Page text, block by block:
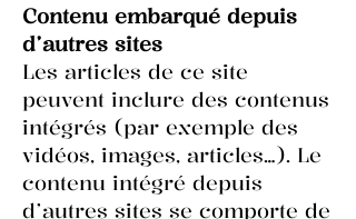
Contenu embarqué depuis
d’autres sites
Les articles de ce site
peuvent inclure des contenus
intégrés (par exemple des
vidéos, images, articles…). Le
contenu intégré depuis
d’autres sites se comporte de